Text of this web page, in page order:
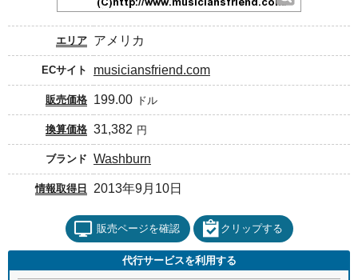
エリア アメリカ
ECサイト musiciansfriend.com
販売価格 199.00 ドル
換算価格 31,382 円
ブランド Washburn
情報取得日 2013年9月10日
販売ページを確認 クリップする
代行サービスを利用する